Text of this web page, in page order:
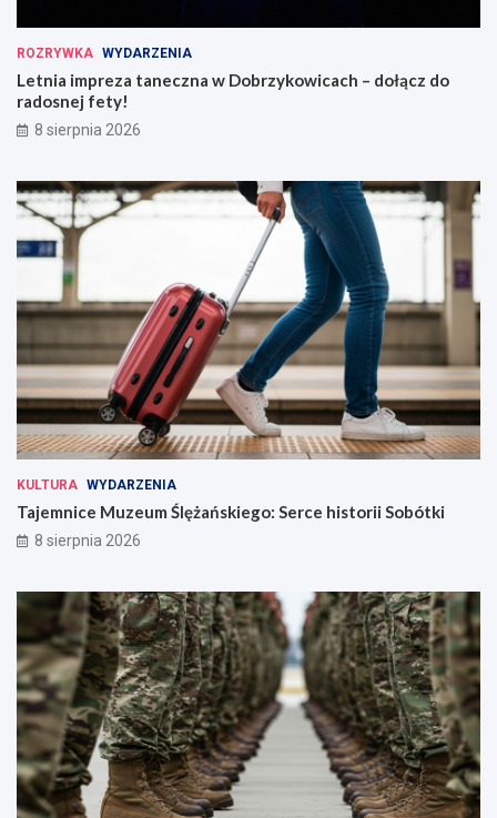
ROZRYWKA WYDARZENIA
Letnia impreza taneczna w Dobrzykowicach – dołącz do
radosnej fety!
8 sierpnia 2026
KULTURA WYDARZENIA
Tajemnice Muzeum Ślężańskiego: Serce historii Sobótki
8 sierpnia 2026